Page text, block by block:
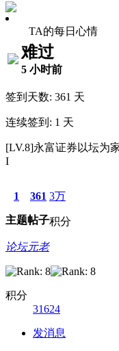
TA的每日心情
难过
5 小时前
签到天数: 361 天
连续签到: 1 天
[LV.8]永富证券以坛为
I
1
主题
361
帖子
3万
积分
论坛元老
积分
31624
发消息